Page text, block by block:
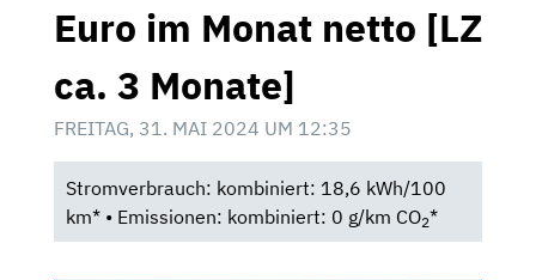
Euro im Monat netto [LZ
ca. 3 Monate]
FREITAG, 31. MAI 2024 UM 12:35
Stromverbrauch: kombiniert: 18,6 kWh/100
km* • Emissionen: kombiniert: 0 g/km CO2*